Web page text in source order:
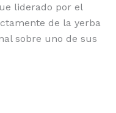
liderado por el
de la yerba
sobre uno de sus